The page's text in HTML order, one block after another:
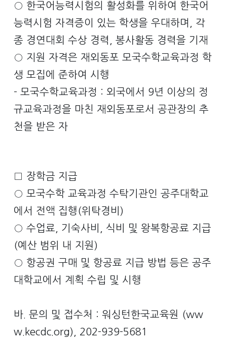
○ 한국어능력시험의 활성화를 위하여 한국어
능력시험 자격증이 있는 학생을 우대하며, 각
종 경연대회 수상 경력, 봉사활동 경력을 기재
○ 지원 자격은 재외동포 모국수학교육과정 학
생 모집에 준하여 시행
- 모국수학교육과정 : 외국에서 9년 이상의 정
규교육과정을 마친 재외동포로서 공관장의 추
천을 받은 자
□ 장학금 지급
○ 모국수학 교육과정 수탁기관인 공주대학교
에서 전액 집행(위탁경비)
○ 수업료, 기숙사비, 식비 및 왕복항공료 지급
(예산 범위 내 지원)
○ 항공권 구매 및 항공료 지급 방법 등은 공주
대학교에서 계획 수립 및 시행
바. 문의 및 접수처 : 워싱턴한국교육원 (ww
w.kecdc.org), 202-939-5681